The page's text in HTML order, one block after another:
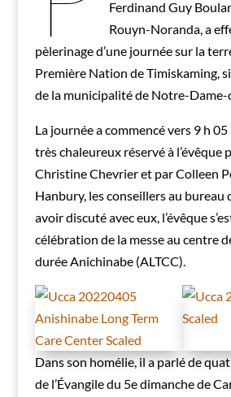
Ferdinand Guy
Rouyn-Noranda, a
pèlerinage d’une journée sur la
Première Nation de Timiskaming,
de la municipalité de Notre-
La journée a commencé vers 9 h
très chaleureux réservé à l’évêque
Christine Chevrier et par Colleen
Hanbury, les conseillers au bureau
avoir discuté avec eux, l’évêque
célébration de la messe au centre
durée Anichinabe (ALTCC).
Dans son homélie, il a parlé de
de l’Évangile du 5e dimanche de